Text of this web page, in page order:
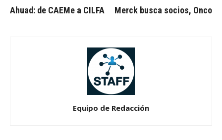
Ahuad: de CAEMe a CILFA Merck busca socios, Onco
Equipo de Redacción